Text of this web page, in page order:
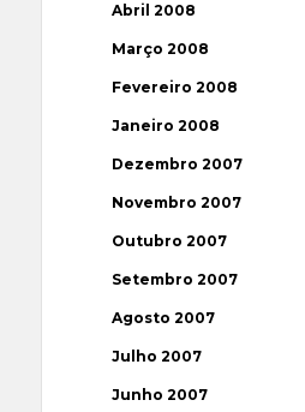
Abril 2008
Março 2008
Fevereiro 2008
Janeiro 2008
Dezembro 2007
Novembro 2007
Outubro 2007
Setembro 2007
Agosto 2007
Julho 2007
Junho 2007